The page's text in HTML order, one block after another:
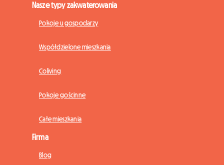
Nasze typy zakwaterowania
Pokoje u gospodarzy
Współdzielone mieszkania
Coliving
Pokoje gościnne
Całe mieszkania
Firma
Blog